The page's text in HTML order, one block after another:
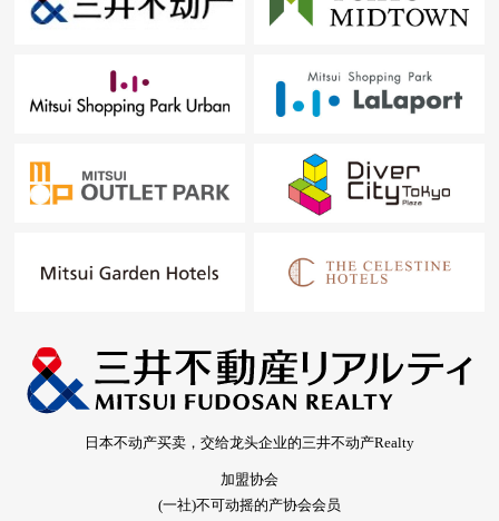
日本不动产买卖，交给龙头企业的三井不动产Realty
加盟协会
(一社)不可动摇的产协会会员